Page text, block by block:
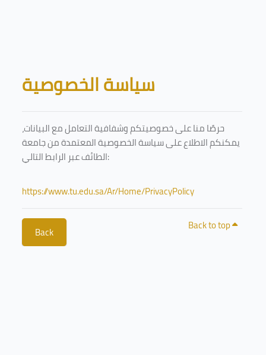
Blocks
سياسة الخصوصية
حرصًا منا على خصوصيتكم وشفافية التعامل مع البيانات،
يمكنكم الاطلاع على سياسة الخصوصية المعتمدة من جامعة
الطائف عبر الرابط التالي:
https://www.tu.edu.sa/Ar/Home/PrivacyPolicy
Back Back to top